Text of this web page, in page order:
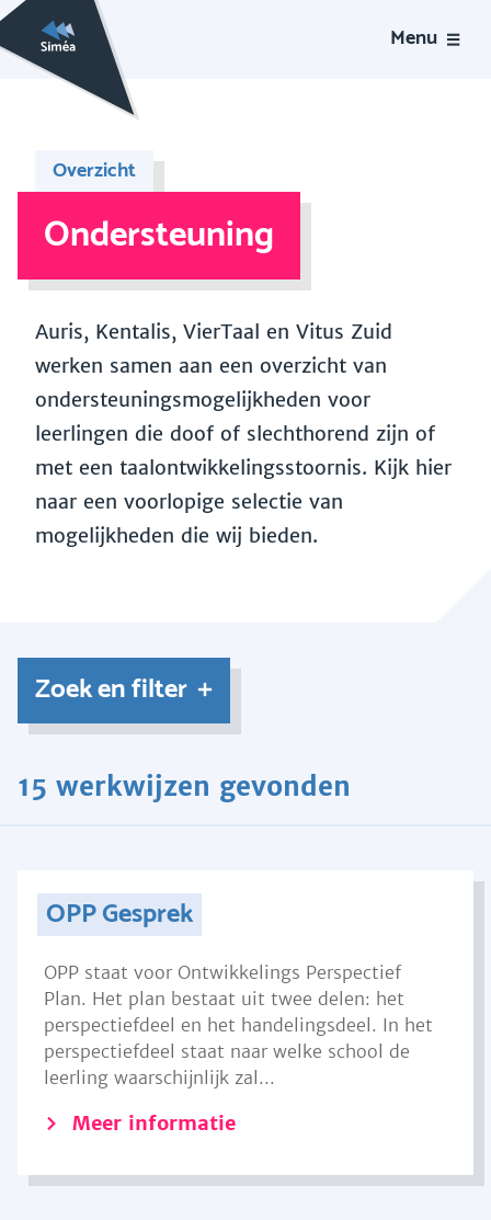
Menu
Overzicht
Ondersteuning
Auris, Kentalis, VierTaal en Vitus Zuid
werken samen aan een overzicht van
ondersteuningsmogelijkheden voor
leerlingen die doof of slechthorend zijn of
met een taalontwikkelingsstoornis. Kijk hier
naar een voorlopige selectie van
mogelijkheden die wij bieden.
Zoek en filter
15 werkwijzen gevonden
OPP Gesprek
OPP staat voor Ontwikkelings Perspectief
Plan. Het plan bestaat uit twee delen: het
perspectiefdeel en het handelingsdeel. In het
perspectiefdeel staat naar welke school de
leerling waarschijnlijk zal...
Meer informatie